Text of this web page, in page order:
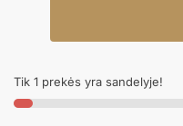
BOY
SPACE
Tik 1 prekės yra sandelyje!